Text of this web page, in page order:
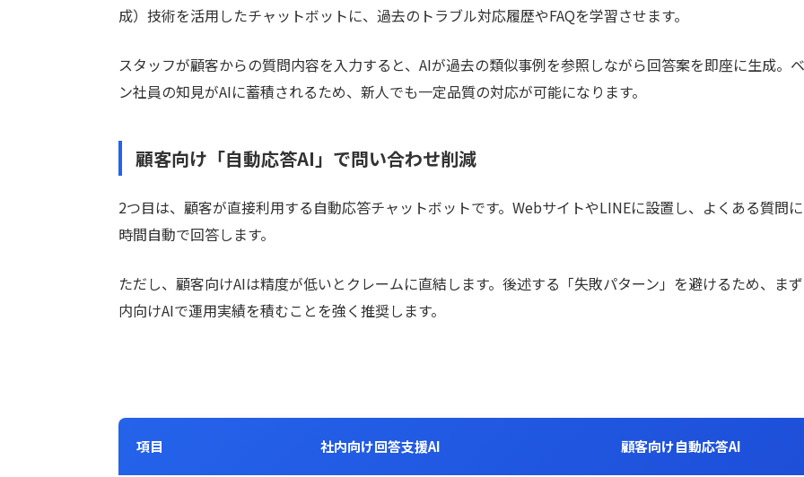
成）技術を活用したチャットボットに、過去のトラブル対応履歴やFAQを学習させます。
スタッフが顧客からの質問内容を入力すると、AIが過去の類似事例を参照しながら回答案を即座に生成。
ン社員の知見がAIに蓄積されるため、新人でも一定品質の対応が可能になります。
顧客向け「自動応答AI」で問い合わせ削減
2つ目は、顧客が直接利用する自動応答チャットボットです。WebサイトやLINEに設置し、よくある質問
時間自動で回答します。
ただし、顧客向けAIは精度が低いとクレームに直結します。後述する「失敗パターン」を避けるため、ま
内向けAIで運用実績を積むことを強く推奨します。
項目 社内向け回答支援AI 顧客向け自動応答AI